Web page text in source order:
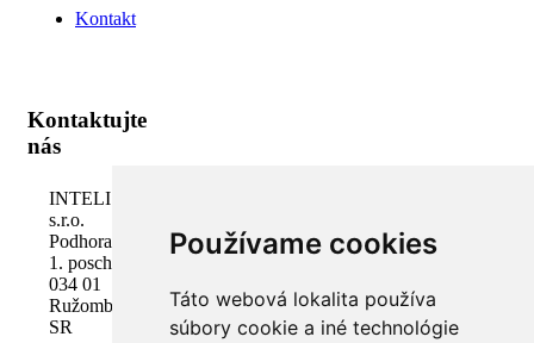
Používame cookies
Táto webová lokalita používa
súbory cookie a iné technológie
Kontakt
Kontaktujte
nás
INTELI.SK,
s.r.o.
Podhora 18,
1. poschodie
034 01
Ružomberok,
SR